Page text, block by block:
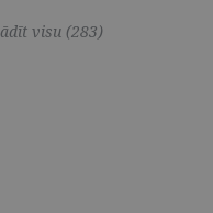
visu (283)